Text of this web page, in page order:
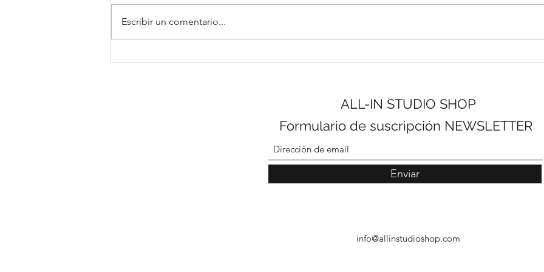
Escribir un comentario...
ALL-IN STUDIO SHOP
Formulario de suscripción NEWSLETTER
Enviar
info@allinstudioshop.com